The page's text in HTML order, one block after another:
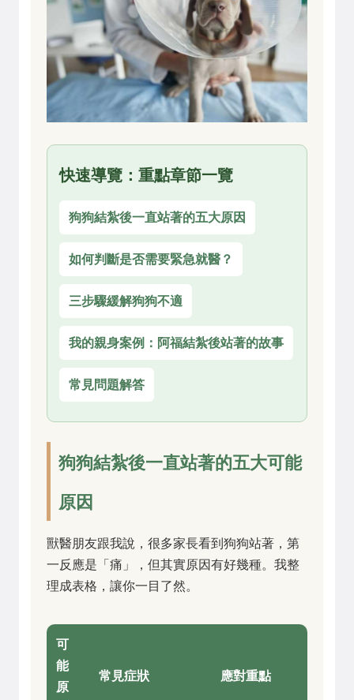
快速導覽：重點章節一覽
狗狗結紮後一直站著的五大原因
如何判斷是否需要緊急就醫？
三步驟緩解狗狗不適
我的親身案例：阿福結紮後站著的故事
常見問題解答
狗狗結紮後一直站著的五大可能
原因
獸醫朋友跟我說，很多家長看到狗狗站著，第
一反應是「痛」，但其實原因有好幾種。我整
理成表格，讓你一目了然。
可
能
原
常見症狀 應對重點